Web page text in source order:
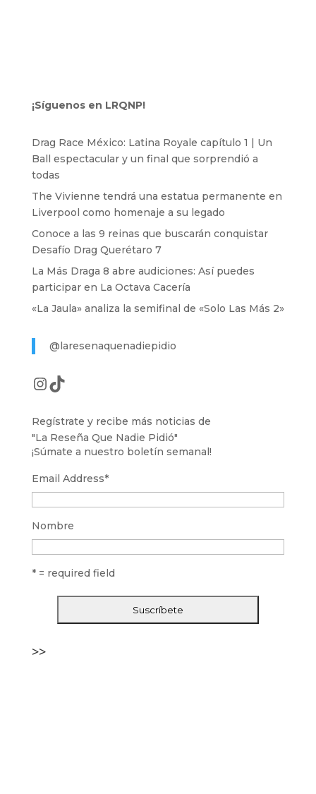
¡Síguenos en LRQNP!
Drag Race México: Latina Royale capítulo 1 | Un
Ball espectacular y un final que sorprendió a
todas
The Vivienne tendrá una estatua permanente en
Liverpool como homenaje a su legado
Conoce a las 9 reinas que buscarán conquistar
Desafío Drag Querétaro 7
La Más Draga 8 abre audiciones: Así puedes
participar en La Octava Cacería
«La Jaula» analiza la semifinal de «Solo Las Más 2»
@laresenaquenadiepidio
Instagram
TikTok
Regístrate y recibe más noticias de
"La Reseña Que Nadie Pidió"
¡Súmate a nuestro boletín semanal!
Email Address*
Nombre
* = required field
>>